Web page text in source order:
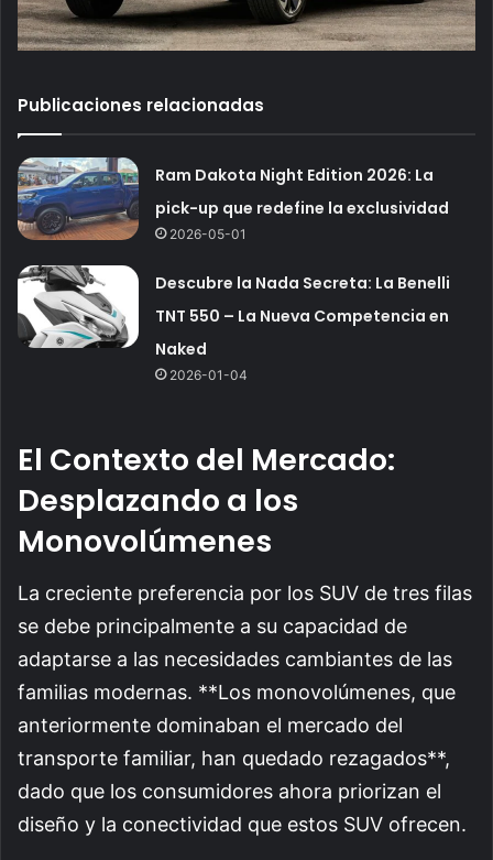
Publicaciones relacionadas
Ram Dakota Night Edition 2026: La
pick-up que redefine la exclusividad
2026-05-01
Descubre la Nada Secreta: La Benelli
TNT 550 – La Nueva Competencia en
Naked
2026-01-04
El Contexto del Mercado:
Desplazando a los
Monovolúmenes
La creciente preferencia por los SUV de tres filas
se debe principalmente a su capacidad de
adaptarse a las necesidades cambiantes de las
familias modernas. **Los monovolúmenes, que
anteriormente dominaban el mercado del
transporte familiar, han quedado rezagados**,
dado que los consumidores ahora priorizan el
diseño y la conectividad que estos SUV ofrecen.